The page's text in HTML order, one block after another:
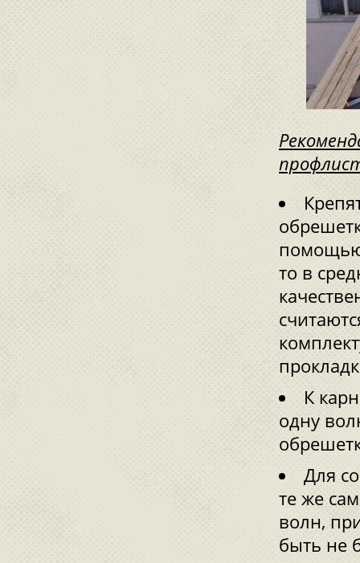
помощью
то в
К
одну
Для
те же
волн,
быть не